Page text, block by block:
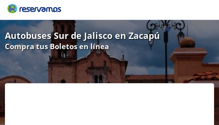
Autobuses Sur de Jalisco en Zacapú
Compra tus Boletos en línea